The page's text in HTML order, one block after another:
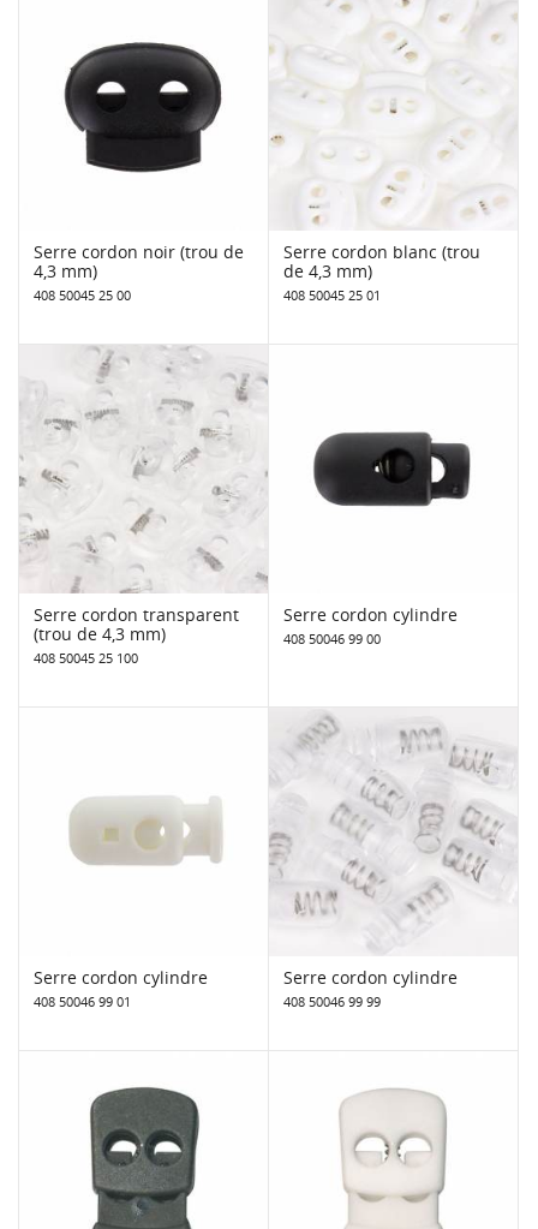
Serre cordon noir (trou de
4,3 mm)
408 50045 25 00
Serre cordon blanc (trou
de 4,3 mm)
408 50045 25 01
Serre cordon transparent
(trou de 4,3 mm)
408 50045 25 100
Serre cordon cylindre
408 50046 99 00
Serre cordon cylindre
408 50046 99 01
Serre cordon cylindre
408 50046 99 99